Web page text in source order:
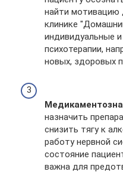
найти мотивацию
клинике
индивидуальные
психотерапии,
новых, здоровых
назначить
снизить тягу к
работу нервной
состояние
важна для